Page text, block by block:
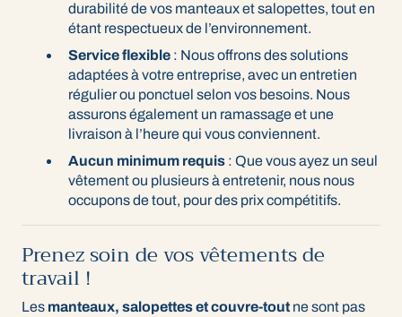
durabilité de vos manteaux et salopettes, tout en
étant respectueux de l’environnement.
Service flexible : Nous offrons des solutions
adaptées à votre entreprise, avec un entretien
régulier ou ponctuel selon vos besoins. Nous
assurons également un ramassage et une
livraison à l’heure qui vous conviennent.
Aucun minimum requis : Que vous ayez un seul
vêtement ou plusieurs à entretenir, nous nous
occupons de tout, pour des prix compétitifs.
Prenez soin de vos vêtements de
travail !
Les manteaux, salopettes et couvre-tout ne sont pas